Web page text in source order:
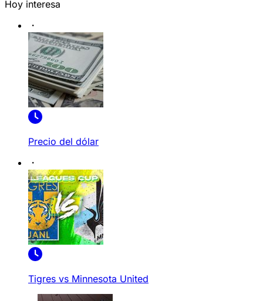
Hoy interesa
Precio del dólar
Tigres vs Minnesota United